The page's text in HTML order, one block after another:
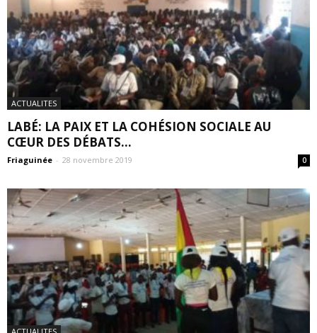
ACTUALITES
LABÉ: LA PAIX ET LA COHÉSION SOCIALE AU
CŒUR DES DÉBATS...
Friaguinée - 28 novembre 2019 0